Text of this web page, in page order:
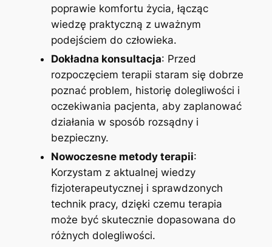
poprawie komfortu życia, łącząc
wiedzę praktyczną z uważnym
podejściem do człowieka.
Dokładna konsultacja: Przed
rozpoczęciem terapii staram się dobrze
poznać problem, historię dolegliwości i
oczekiwania pacjenta, aby zaplanować
działania w sposób rozsądny i
bezpieczny.
Nowoczesne metody terapii:
Korzystam z aktualnej wiedzy
fizjoterapeutycznej i sprawdzonych
technik pracy, dzięki czemu terapia
może być skutecznie dopasowana do
różnych dolegliwości.